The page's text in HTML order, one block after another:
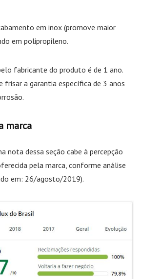
em inox (promove maior
em polipropileno.
fabricante do produto é de 1 ano.
frisar a garantia específica de 3 anos
marca
nota dessa seção cabe à percepção
pela marca, conforme análise
em: 26/agosto/2019).